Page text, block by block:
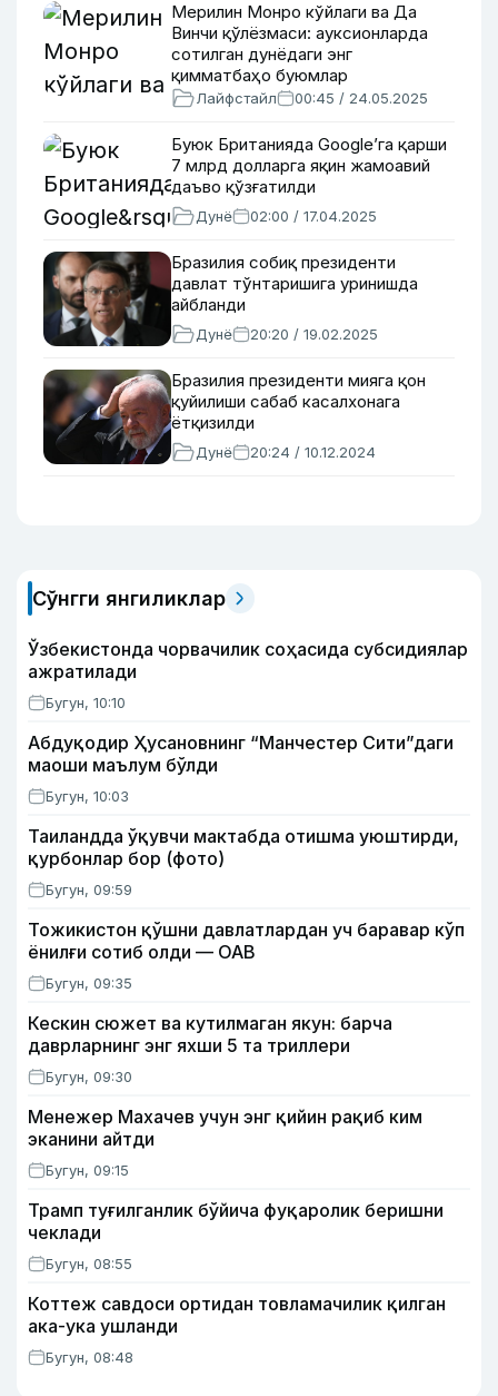
Мерилин Монро кўйлаги ва Да
Винчи қўлёзмаси: ауксионларда
сотилган дунёдаги энг
қимматбаҳо буюмлар
Лайфстайл 00:45 / 24.05.2025
Буюк Британияда Google’га қарши
7 млрд долларга яқин жамоавий
даъво қўзғатилди
Дунё 02:00 / 17.04.2025
Бразилия собиқ президенти
давлат тўнтаришига уринишда
айбланди
Дунё 20:20 / 19.02.2025
Бразилия президенти мияга қон
қуйилиши сабаб касалхонага
ётқизилди
Дунё 20:24 / 10.12.2024
Сўнгги янгиликлар
Ўзбекистонда чорвачилик соҳасида субсидиялар
ажратилади
Бугун, 10:10
Абдуқодир Ҳусановнинг “Манчестер Сити”даги
маоши маълум бўлди
Бугун, 10:03
Таиландда ўқувчи мактабда отишма уюштирди,
қурбонлар бор (фото)
Бугун, 09:59
Тожикистон қўшни давлатлардан уч баравар кўп
ёнилғи сотиб олди — ОАВ
Бугун, 09:35
Кескин сюжет ва кутилмаган якун: барча
даврларнинг энг яхши 5 та триллери
Бугун, 09:30
Менежер Махачев учун энг қийин рақиб ким
эканини айтди
Бугун, 09:15
Трамп туғилганлик бўйича фуқаролик беришни
чеклади
Бугун, 08:55
Коттеж савдоси ортидан товламачилик қилган
ака-ука ушланди
Бугун, 08:48